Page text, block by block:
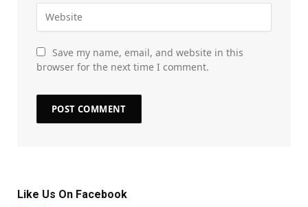
Save my name, email, and website in this
browser for the next time I comment.
Like Us On Facebook